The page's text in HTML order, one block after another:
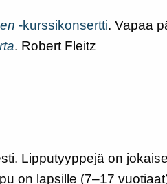
-kurssikonsertti. Vapaa
. Robert Fleitz
Lipputyyppejä on
on lapsille (7–17